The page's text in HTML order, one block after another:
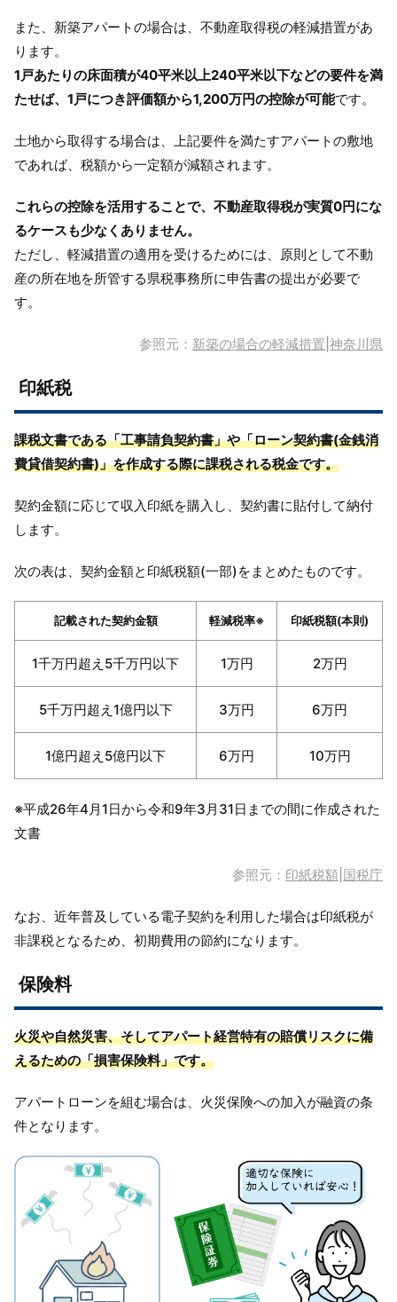
また、新築アパートの場合は、不動産取得税の軽減措置があ
ります。
1戸あたりの床面積が40平米以上240平米以下などの要件を満
たせば、1戸につき評価額から1,200万円の控除が可能です。
土地から取得する場合は、上記要件を満たすアパートの敷地
であれば、税額から一定額が減額されます。
これらの控除を活用することで、不動産取得税が実質0円にな
るケースも少なくありません。
ただし、軽減措置の適用を受けるためには、原則として不動
産の所在地を所管する県税事務所に申告書の提出が必要で
す。
参照元： 新築の場合の軽減措置|神奈川県
印紙税
課税文書である「工事請負契約書」や「ローン契約書(金銭消
費貸借契約書)」を作成する際に課税される税金です。
契約金額に応じて収入印紙を購入し、契約書に貼付して納付
します。
次の表は、契約金額と印紙税額(一部)をまとめたものです。
記載された契約金額 軽減税率※ 印紙税額(本則)
1千万円超え5千万円以下 1万円 2万円
5千万円超え1億円以下 3万円 6万円
1億円超え5億円以下 6万円 10万円
※平成26年4月1日から令和9年3月31日までの間に作成された
文書
参照元： 印紙税額|国税庁
なお、近年普及している電子契約を利用した場合は印紙税が
非課税となるため、初期費用の節約になります。
保険料
火災や自然災害、そしてアパート経営特有の賠償リスクに備
えるための「損害保険料」です。
アパートローンを組む場合は、火災保険への加入が融資の条
件となります。